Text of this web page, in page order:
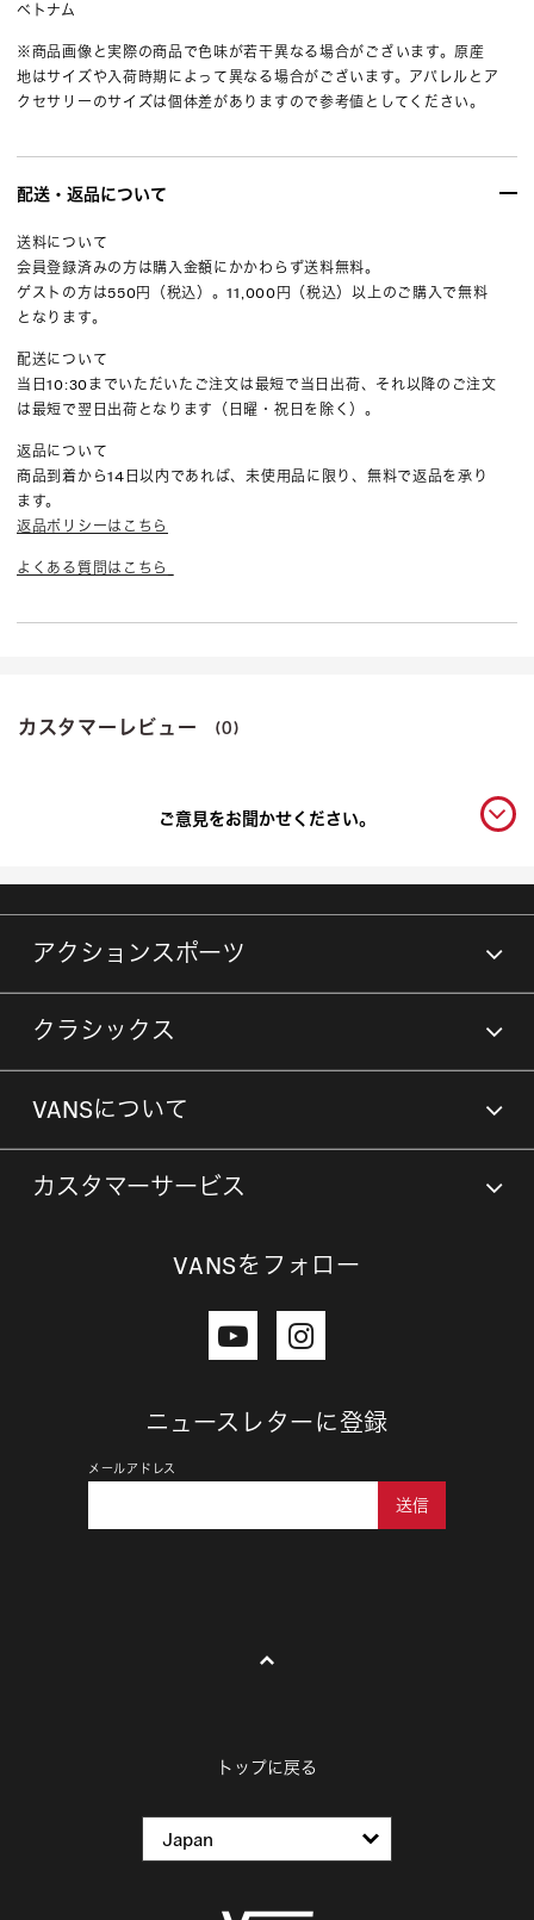
ベトナム
※商品画像と実際の商品で色味が若干異なる場合がございます。原産
地はサイズや入荷時期によって異なる場合がございます。アパレルとア
クセサリーのサイズは個体差がありますので参考値としてください。
配送・返品について
送料について
会員登録済みの方は購入金額にかかわらず送料無料。
ゲストの方は550円（税込）。11,000円（税込）以上のご購入で無料
となります。
配送について
当日10:30までいただいたご注文は最短で当日出荷、それ以降のご注文
は最短で翌日出荷となります（日曜・祝日を除く）。
返品について
商品到着から14日以内であれば、未使用品に限り、無料で返品を承り
ます。
返品ポリシーはこちら
よくある質問はこちら
カスタマーレビュー (0)
ご意見をお聞かせください。
アクションスポーツ
クラシックス
VANSについて
カスタマーサービス
VANSをフォロー
ニュースレターに登録
メールアドレス
送信
トップに戻る